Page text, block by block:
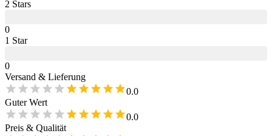
2 Stars
0
1 Star
0
Versand & Lieferung
0.0
Guter Wert
0.0
Preis & Qualität